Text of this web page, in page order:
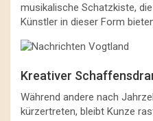
musikalische Schatzkiste,
Künstler in dieser Form
Kreativer
Während andere nach
kürzertreten, bleibt Kunze